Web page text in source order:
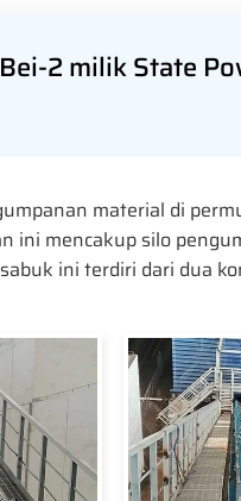
2 milik State
material di
mencakup silo
ini terdiri dari dua